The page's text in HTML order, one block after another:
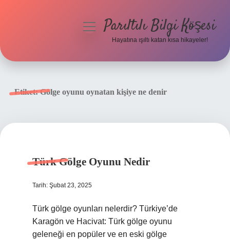
menüyüParıltılı Bilgi Köşesi
Hayatına ışıltı katan kısa hikayeler!
Etiket:Gölge oyunu oynatan kişiye ne denir
Türk Gölge Oyunu Nedir
Tarih: Şubat 23, 2025
Türk gölge oyunları nelerdir? Türkiye’de
Karagön ve Hacivat: Türk gölge oyunu
geleneği en popüler ve en eski gölge